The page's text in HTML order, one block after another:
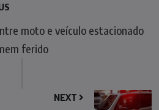
moto e veículo estacionado
ferido
NEXT